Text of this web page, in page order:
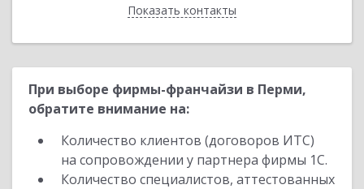
Показать контакты
Назад
При выборе фирмы-франчайзи в Перми,
обратите внимание на:
Количество клиентов (договоров ИТС)
на сопровождении у партнера фирмы 1С.
Количество специалистов, аттестованных